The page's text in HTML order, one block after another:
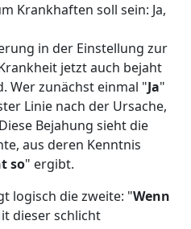
Krankhaften soll sein: Ja,
in der Einstellung zur
jetzt auch bejaht
Wer zunächst einmal "Ja"
Linie nach der Ursache,
Bejahung sieht die
aus deren Kenntnis
so" ergibt.
logisch die zweite: "Wenn
dieser schlicht